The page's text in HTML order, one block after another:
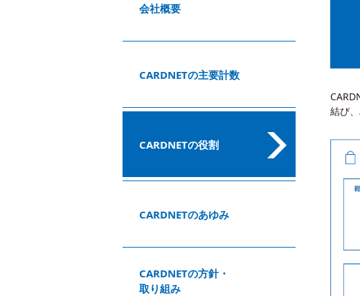
会社概要
CARDNETの主要計数
CARDNETの役割
CARDNETのあゆみ
CARDNETの方針・
取り組み
結び